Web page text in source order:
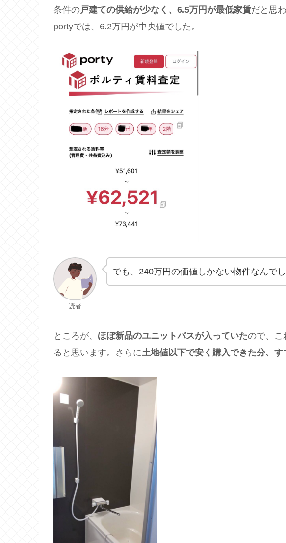
条件の戸建ての供給が少なく、6.5万円が最低家賃だと思
portyでは、6.2万円が中央値でした。
読者
でも、240万円の価値しかない物件なんでし
ところが、 ほぼ新品のユニットバスが入っていたので、こ
ると思います。さらに土地値以下で安く購入できた分、